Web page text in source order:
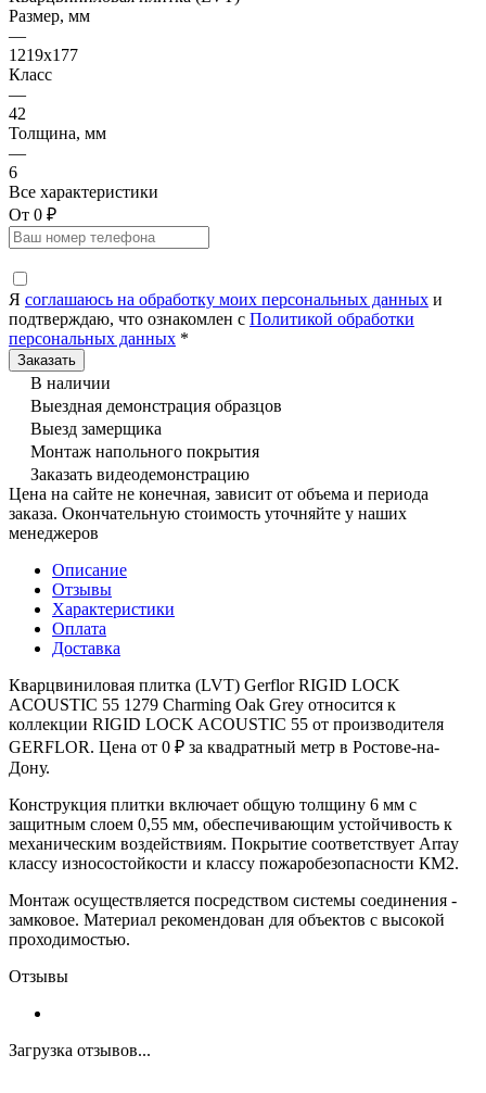
Размер, мм
—
1219x177
Класс
—
42
Толщина, мм
—
6
Все характеристики
От 0 ₽
Я соглашаюсь на обработку моих персональных данных и
подтверждаю, что ознакомлен с Политикой обработки
персональных данных *
В наличии
Выездная демонстрация образцов
Выезд замерщика
Монтаж напольного покрытия
Заказать видеодемонстрацию
Цена на сайте не конечная, зависит от объема и периода
заказа. Окончательную стоимость уточняйте у наших
менеджеров
Описание
Отзывы
Характеристики
Оплата
Доставка
Кварцвиниловая плитка (LVT) Gerflor RIGID LOCK
ACOUSTIC 55 1279 Charming Oak Grey относится к
коллекции RIGID LOCK ACOUSTIC 55 от производителя
GERFLOR. Цена от 0 ₽ за квадратный метр в Ростове-на-
Дону.
Конструкция плитки включает общую толщину 6 мм с
защитным слоем 0,55 мм, обеспечивающим устойчивость к
механическим воздействиям. Покрытие соответствует Array
классу износостойкости и классу пожаробезопасности КМ2.
Монтаж осуществляется посредством системы соединения -
замковое. Материал рекомендован для объектов с высокой
проходимостью.
Отзывы
Загрузка отзывов...